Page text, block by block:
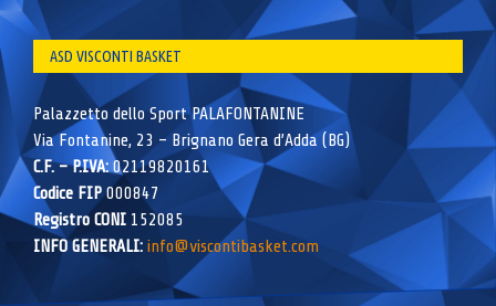
ASD VISCONTI BASKET
Palazzetto dello Sport PALAFONTANINE
Via Fontanine, 23 – Brignano Gera d’Adda (BG)
C.F. – P.IVA:02119820161
Codice FIP000847
Registro CONI 152085
INFO GENERALI: info@viscontibasket.com